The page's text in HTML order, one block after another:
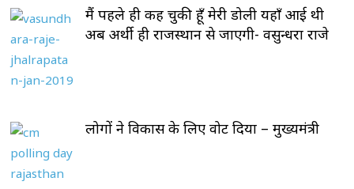
मैं पहले ही कह चुकी हूँ मेरी डोली यहाँ आई थी
अब अर्थी ही राजस्थान से जाएगी- वसुन्धरा राजे
लोगों ने विकास के लिए वोट दिया – मुख्यमंत्री